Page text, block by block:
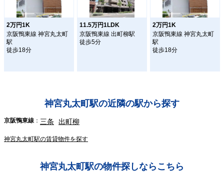
2万円1K
京阪鴨東線 神宮丸太町
駅
徒歩18分
11.5万円1LDK
京阪鴨東線 出町柳駅
徒歩5分
2万円1K
京阪鴨東線 神宮丸太町
駅
徒歩18分
神宮丸太町駅の近隣の駅から探す
京阪鴨東線 三条 出町柳
神宮丸太町駅の賃貸物件を探す
神宮丸太町駅の物件探しならこちら